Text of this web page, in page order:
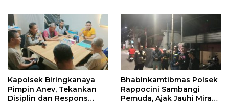
Kapolsek Biringkanaya
Pimpin Anev, Tekankan
Disiplin dan Respons
Bhabinkamtibmas Polsek
Rappocini Sambangi
Pemuda, Ajak Jauhi Miras,